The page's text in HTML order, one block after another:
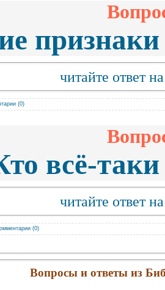
признаки
читайте ответ
(0)
всё-таки
читайте ответ
(0)
Вопросы и ответы из